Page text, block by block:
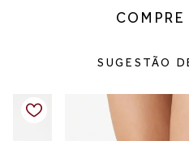
modelo. Com design clássico e
sem perder a elegância atemporal.
conforto para acompanhar a
Um modelo clássico, moderno e
SUGESTÃO